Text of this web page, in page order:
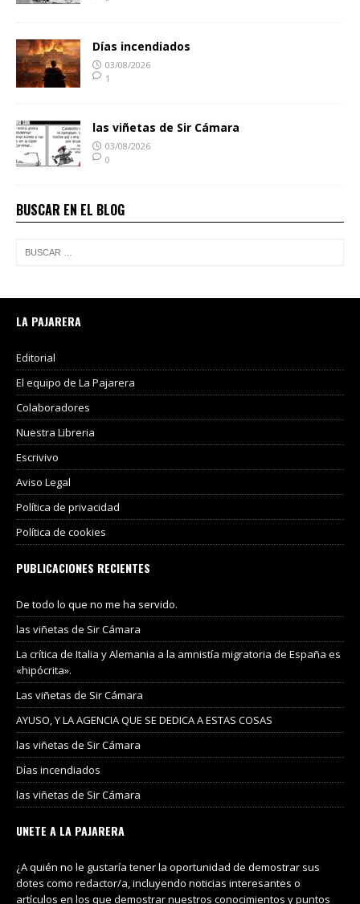
Días incendiados
03/08/2026
1
las viñetas de Sir Cámara
03/08/2026
0
BUSCAR EN EL BLOG
LA PAJARERA
Editorial
El equipo de La Pajarera
Colaboradores
Nuestra Libreria
Escrivivo
Aviso Legal
Política de privacidad
Política de cookies
PUBLICACIONES RECIENTES
De todo lo que no me ha servido.
las viñetas de Sir Cámara
La crítica de Italia y Alemania a la amnistía migratoria de España es
«hipócrita».
Las viñetas de Sir Cámara
AYUSO, Y LA AGENCIA QUE SE DEDICA A ESTAS COSAS
las viñetas de Sir Cámara
Días incendiados
las viñetas de Sir Cámara
UNETE A LA PAJARERA
¿A quién no le gustaría tener la oportunidad de demostrar sus
dotes como redactor/a, incluyendo noticias interesantes o
artículos en los que demostrar nuestros conocimientos y puntos